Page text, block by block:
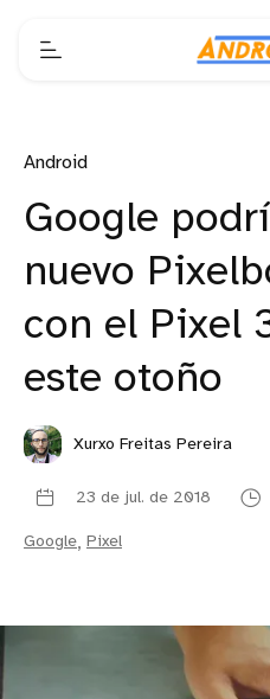
Android
Google
nuevo
con el Pixel
este otoño
Xurxo Freitas Pereira
23 de jul. de 2018
Google, Pixel